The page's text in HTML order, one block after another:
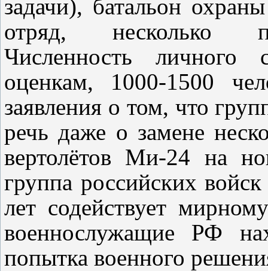
задачи), батальон
отряд, несколько
Численность
оценкам, 1000-1500
заявления о том, что
речь даже о замене
вертолётов Ми-24 на
группа российских
лет содействует
военнослужащие РФ
попытка военного